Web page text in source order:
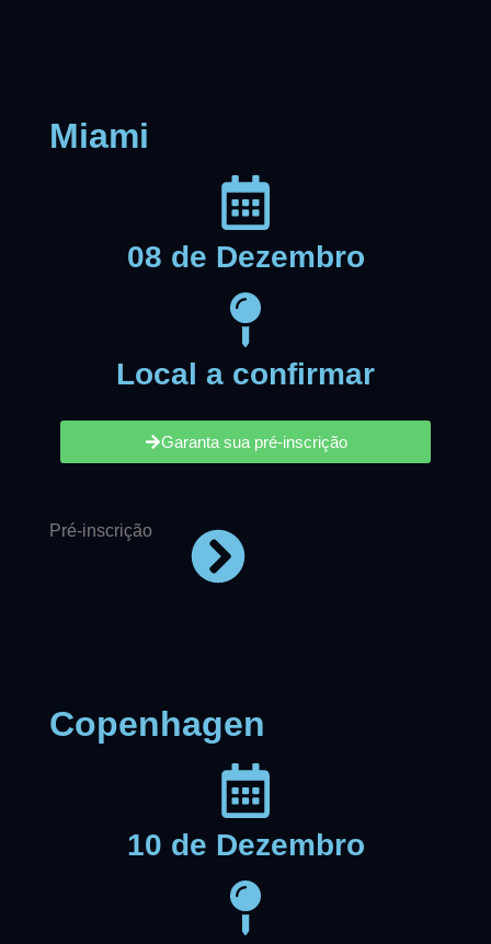
Miami
08 de Dezembro
Local a confirmar
Garanta sua pré-inscrição
Pré-inscrição
Copenhagen
10 de Dezembro